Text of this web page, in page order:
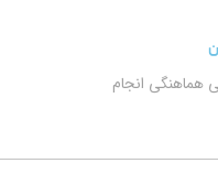
هماهنگی انجام